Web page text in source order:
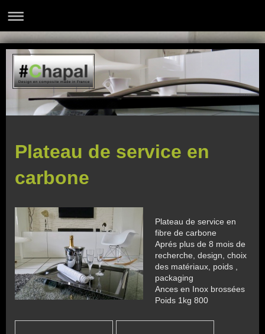
Design en composite made in France
Plateau de service en
carbone
Plateau de service en
fibre de carbone
Aprés plus de 8 mois de
recherche, design, choix
des matériaux, poids ,
packaging
Ances en Inox brossées
Poids 1kg 800